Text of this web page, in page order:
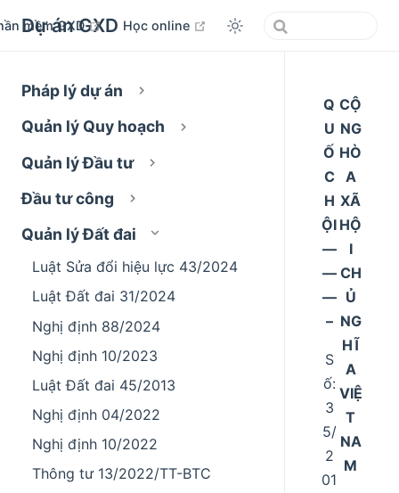
Dự án GXD
mềm GXD open in new window
Học online open in new window
Pháp lý dự án
Quản lý Quy hoạch
Quản lý Đầu tư
Đầu tư công
Quản lý Đất đai
Luật Sửa đổi hiệu lực 43/2024
Luật Đất đai 31/2024
Nghị định 88/2024
Nghị định 10/2023
Luật Đất đai 45/2013
Nghị định 04/2022
Nghị định 10/2022
Thông tư 13/2022/TT-BTC
Q
U
Ố
C
H
ỘI
––
––
––
–
S
ố:
3
5/
2
01
CỘ
NG
HÒ
A
XÃ
HỘ
I
CH
Ủ
NG
HĨ
A
VIỆ
T
NA
M